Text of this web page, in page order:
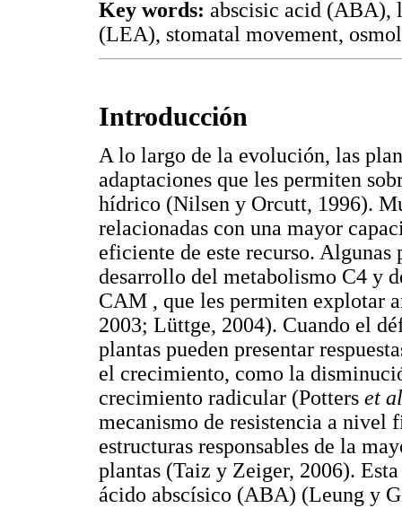
Key words: abscisic acid (ABA),
(LEA), stomatal movement,
Introducción
A lo largo de la evolución, las
adaptaciones que les permiten
hídrico (Nilsen y Orcutt, 1996).
relacionadas con una mayor
eficiente de este recurso. Algunas
desarrollo del metabolismo C4 y
CAM , que les permiten explotar
2003; Lüttge, 2004). Cuando el
plantas pueden presentar
el crecimiento, como la
crecimiento radicular (Potters et al
mecanismo de resistencia a nivel
estructuras responsables de la
plantas (Taiz y Zeiger, 2006).
ácido abscísico (ABA) (Leung y